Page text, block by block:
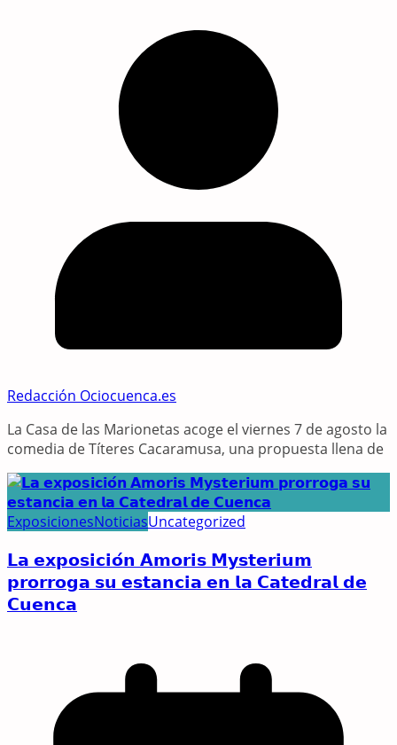
Redacción Ociocuenca.es
La Casa de las Marionetas acoge el viernes 7 de agosto la
comedia de Títeres Cacaramusa, una propuesta llena de
ExposicionesNoticiasUncategorized
𝗟𝗮 𝗲𝘅𝗽𝗼𝘀𝗶𝗰𝗶𝗼́𝗻 𝗔𝗺𝗼𝗿𝗶𝘀 𝗠𝘆𝘀𝘁𝗲𝗿𝗶𝘂𝗺
𝗽𝗿𝗼𝗿𝗿𝗼𝗴𝗮 𝘀𝘂 𝗲𝘀𝘁𝗮𝗻𝗰𝗶𝗮 𝗲𝗻 𝗹𝗮 𝗖𝗮𝘁𝗲𝗱𝗿𝗮𝗹 𝗱𝗲
𝗖𝘂𝗲𝗻𝗰𝗮